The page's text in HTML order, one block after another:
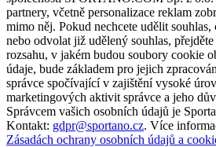
partnery, včetně personalizace reklam
mimo něj. Pokud nechcete udělit souhlas,
nebo odvolat již udělený souhlas,
rozsahu, v jakém budou soubory cookie
údaje, bude základem pro jejich
správce spočívající v zajištění vysoké
marketingových aktivit správce a jeho
Správcem vašich osobních údajů je
Kontakt: gdpr@sportano.cz. Více
Zásadách ochrany osobních údajů a